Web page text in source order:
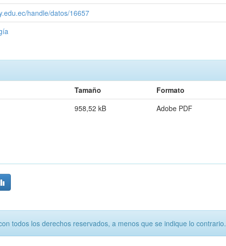
handle/datos/16657
Tamaño
Formato
958,52 kB Adobe PDF
todos los derechos reservados, a menos que se indique lo contrario.